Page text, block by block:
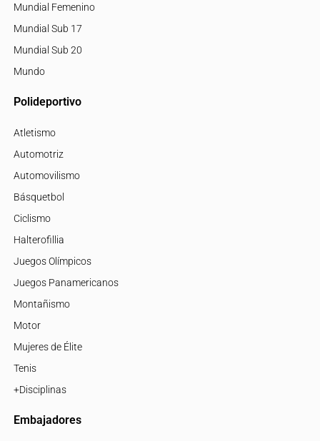
Mundial Femenino
Mundial Sub 17
Mundial Sub 20
Mundo
Polideportivo
Atletismo
Automotriz
Automovilismo
Básquetbol
Ciclismo
Halterofillia
Juegos Olímpicos
Juegos Panamericanos
Montañismo
Motor
Mujeres de Élite
Tenis
+Disciplinas
Embajadores